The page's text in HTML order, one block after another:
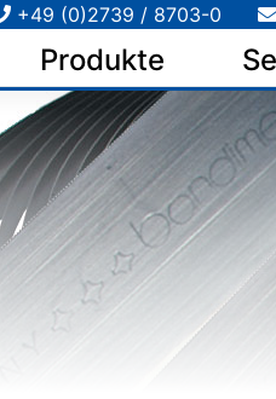
Produkte
+49 (0)2739 / 8703-0